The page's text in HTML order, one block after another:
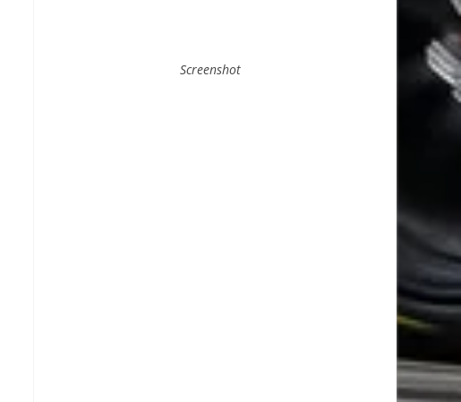
Screenshot